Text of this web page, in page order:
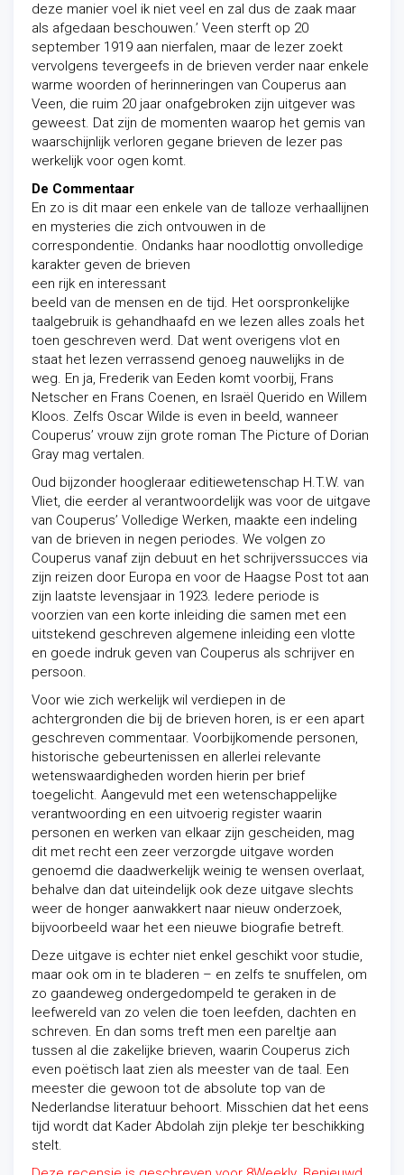
deze manier voel ik niet veel en zal dus de zaak maar
als afgedaan beschouwen.’ Veen sterft op 20
september 1919 aan nierfalen, maar de lezer zoekt
vervolgens tevergeefs in de brieven verder naar enkele
warme woorden of herinneringen van Couperus aan
Veen, die ruim 20 jaar onafgebroken zijn uitgever was
geweest. Dat zijn de momenten waarop het gemis van
waarschijnlijk verloren gegane brieven de lezer pas
werkelijk voor ogen komt.
De Commentaar
En zo is dit maar een enkele van de talloze verhaallijnen
en mysteries die zich ontvouwen in de
correspondentie. Ondanks haar noodlottig onvolledige
karakter geven de brieven
een rijk en interessant
beeld van de mensen en de tijd. Het oorspronkelijke
taalgebruik is gehandhaafd en we lezen alles zoals het
toen geschreven werd. Dat went overigens vlot en
staat het lezen verrassend genoeg nauwelijks in de
weg. En ja, Frederik van Eeden komt voorbij, Frans
Netscher en Frans Coenen, en Israël Querido en Willem
Kloos. Zelfs Oscar Wilde is even in beeld, wanneer
Couperus’ vrouw zijn grote roman The Picture of Dorian
Gray mag vertalen.
Oud bijzonder hoogleraar editiewetenschap H.T.W. van
Vliet, die eerder al verantwoordelijk was voor de uitgave
van Couperus’ Volledige Werken, maakte een indeling
van de brieven in negen periodes. We volgen zo
Couperus vanaf zijn debuut en het schrijverssucces via
zijn reizen door Europa en voor de Haagse Post tot aan
zijn laatste levensjaar in 1923. Iedere periode is
voorzien van een korte inleiding die samen met een
uitstekend geschreven algemene inleiding een vlotte
en goede indruk geven van Couperus als schrijver en
persoon.
Voor wie zich werkelijk wil verdiepen in de
achtergronden die bij de brieven horen, is er een apart
geschreven commentaar. Voorbijkomende personen,
historische gebeurtenissen en allerlei relevante
wetenswaardigheden worden hierin per brief
toegelicht. Aangevuld met een wetenschappelijke
verantwoording en een uitvoerig register waarin
personen en werken van elkaar zijn gescheiden, mag
dit met recht een zeer verzorgde uitgave worden
genoemd die daadwerkelijk weinig te wensen overlaat,
behalve dan dat uiteindelijk ook deze uitgave slechts
weer de honger aanwakkert naar nieuw onderzoek,
bijvoorbeeld waar het een nieuwe biografie betreft.
Deze uitgave is echter niet enkel geschikt voor studie,
maar ook om in te bladeren – en zelfs te snuffelen, om
zo gaandeweg ondergedompeld te geraken in de
leefwereld van zo velen die toen leefden, dachten en
schreven. En dan soms treft men een pareltje aan
tussen al die zakelijke brieven, waarin Couperus zich
even poëtisch laat zien als meester van de taal. Een
meester die gewoon tot de absolute top van de
Nederlandse literatuur behoort. Misschien dat het eens
tijd wordt dat Kader Abdolah zijn plekje ter beschikking
stelt.